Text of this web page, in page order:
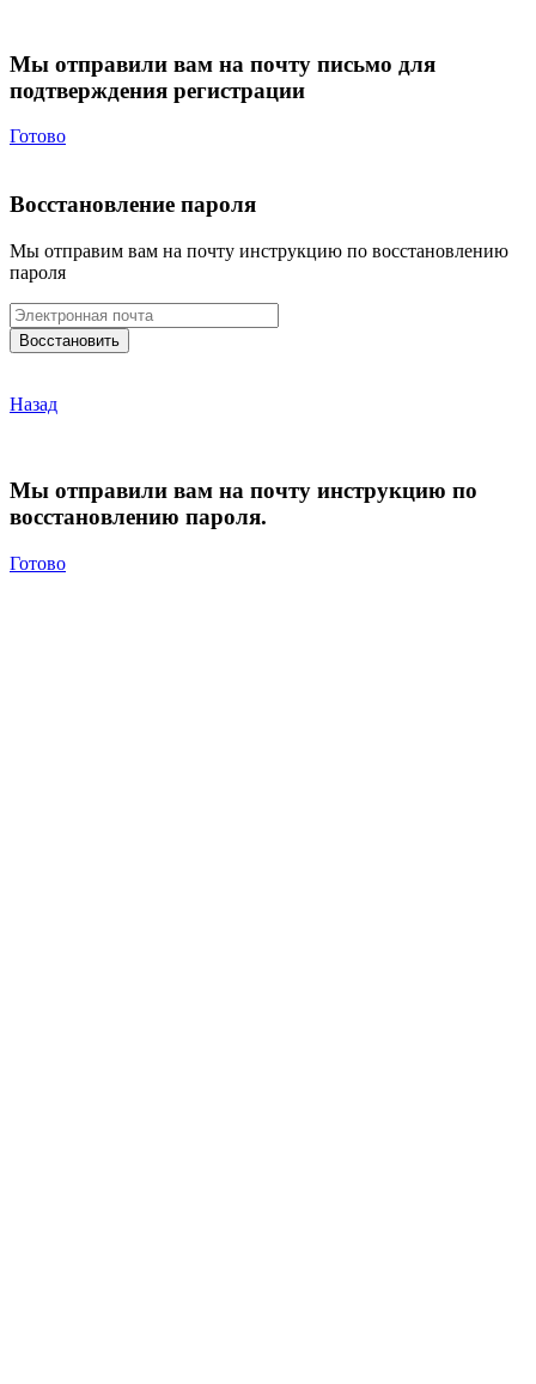
Мы отправили вам на почту письмо для
подтверждения регистрации
Готово
Восстановление пароля
Мы отправим вам на почту инструкцию по восстановлению
пароля
Назад
Мы отправили вам на почту инструкцию по
восстановлению пароля.
Готово